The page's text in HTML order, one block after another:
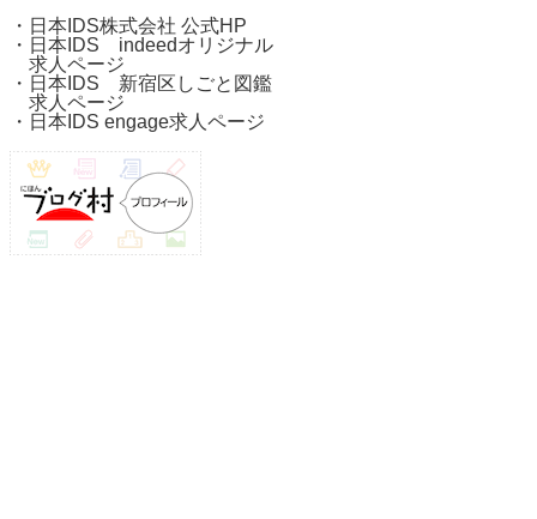
・ 日本IDS株式会社 公式HP
・ 日本IDS indeedオリジナル
求人ページ
・ 日本IDS 新宿区しごと図鑑
求人ページ
・ 日本IDS engage求人ページ